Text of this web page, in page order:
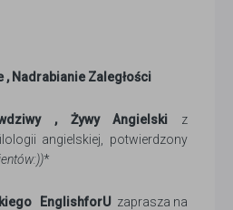
, Nadrabianie Zaległości
, Żywy Angielski z
angielskiej, potwierdzony
*
EnglishforUzaprasza na